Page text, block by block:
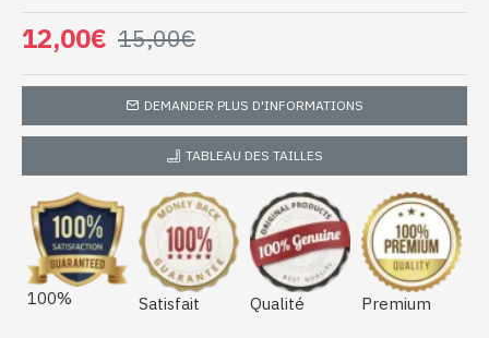
12,00€ 15,00€
DEMANDER PLUS D'INFORMATIONS
TABLEAU DES TAILLES
100% Satisfait Qualité Premium